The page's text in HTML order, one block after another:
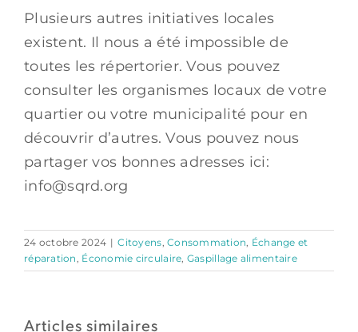
Plusieurs autres initiatives locales
existent. Il nous a été impossible de
toutes les répertorier. Vous pouvez
consulter les organismes locaux de votre
quartier ou votre municipalité pour en
découvrir d’autres. Vous pouvez nous
partager vos bonnes adresses ici:
info@sqrd.org
24 octobre 2024 | Citoyens,Consommation, Échange et
réparation, Économie circulaire, Gaspillage alimentaire
Articles similaires